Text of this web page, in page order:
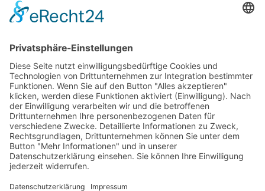
Personen
Nationale Kooperationen
L.E.V.
Nachlese
Soziales Engagement
Materialien und Links
Personen
Kontakt
ÖKOLOG/PILGRIM
Aktuelles
Materialien & Links
Landes-ARGE-Lehrer:innengesundheit